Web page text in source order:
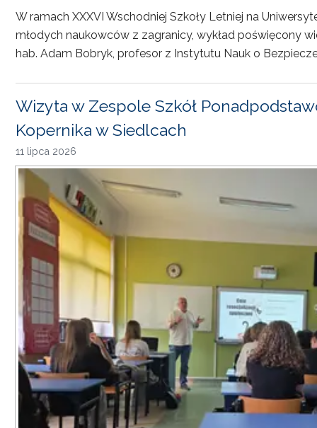
W ramach XXXVI Wschodniej Szkoły Letniej na
młodych naukowców z zagranicy, wykład poświęcony
hab. Adam Bobryk, profesor z Instytutu Nauk o
Wizyta w Zespole Szkół
Kopernika w Siedlcach
11 lipca 2026